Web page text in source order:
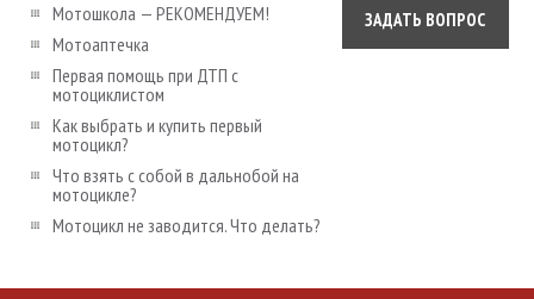
Мотошкола — РЕКОМЕНДУЕМ!
Мотоаптечка
Первая помощь при ДТП с
мотоциклистом
Как выбрать и купить первый
мотоцикл?
Что взять с собой в дальнобой на
мотоцикле?
Мотоцикл не заводится. Что делать?
ЗАДАТЬ ВОПРОС